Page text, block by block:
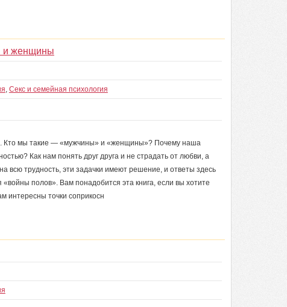
и женщины
, Секс и семейная психология
Кто мы такие — «мужчины» и «женщины»? Почему наша
Как нам понять друг друга и не страдать от любви, а
всю трудность, эти задачки имеют решение, и ответы здесь
полов». Вам понадобится эта книга, если вы хотите
интересны точки соприкосн